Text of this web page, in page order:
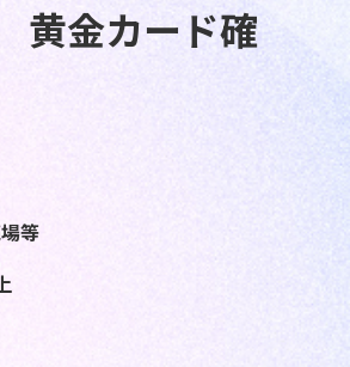
金カード確
等